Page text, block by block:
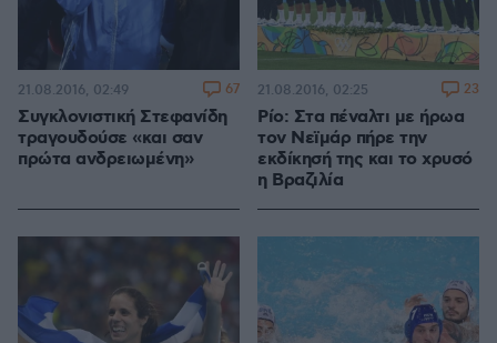
Συγκλονιστική Στεφανίδη
τραγουδούσε «και σαν
πρώτα ανδρειωμένη»
21.08.2016, 02:49 67
Ρίο: Στα πέναλτι με ήρωα
τον Νεϊμάρ πήρε την
εκδίκησή της και το χρυσό
η Βραζιλία
21.08.2016, 02:25 23